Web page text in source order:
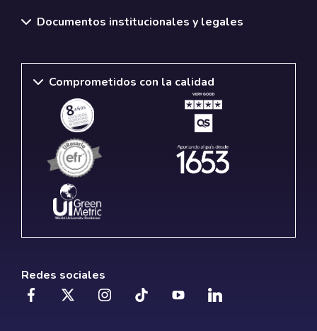
Documentos institucionales y legales
Comprometidos con la calidad
Redes sociales